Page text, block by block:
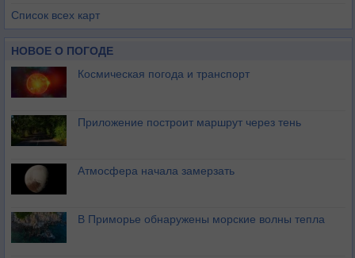
Список всех карт
НОВОЕ О ПОГОДЕ
Космическая погода и транспорт
Приложение построит маршрут через тень
Атмосфера начала замерзать
В Приморье обнаружены морские волны тепла